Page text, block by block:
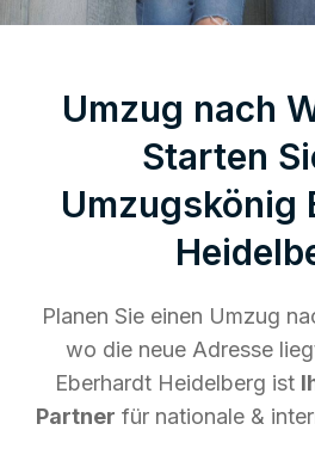
Umzug nach
Starten
Umzugskönig
Planen Sie einen Umzug
wo die neue Adresse
Eberhardt Heidelberg ist
Partner für nationale &